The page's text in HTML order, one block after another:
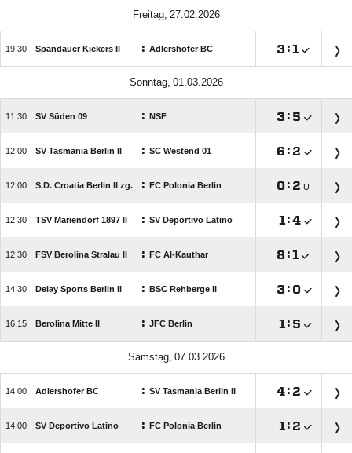
 
 Spandauer Kickers II : Adlershofer BC :
 
 SV Süden 09 : NSF : 
 SV Tasmania Berlin II : SC Westend 01  : 
 S.D. Croatia Berlin II zg. : FC Polonia Berlin :  U
 TSV Mariendorf 1897 II : SV Deportivo Latino  :
 FSV Berolina Stralau II : FC Al-Kauthar :
 Delay Sports Berlin II : BSC Rehberge II : 
 Berolina Mitte II : JFC Berlin  : 
 
 Adlershofer BC : SV Tasmania Berlin II : 
 SV Deportivo Latino : FC Polonia Berlin  : 